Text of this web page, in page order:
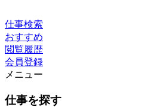
仕事検索
おすすめ
閲覧履歴
会員登録
メニュー
仕事を探す